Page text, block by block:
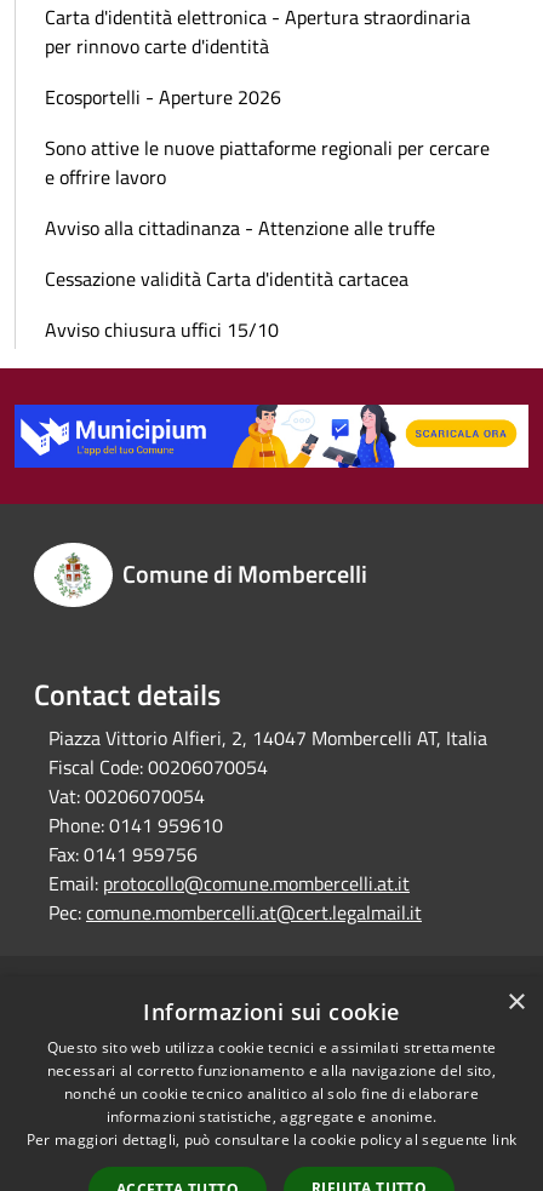
Carta d'identità elettronica - Apertura straordinaria
per rinnovo carte d'identità
Ecosportelli - Aperture 2026
Sono attive le nuove piattaforme regionali per cercare
e offrire lavoro
Avviso alla cittadinanza - Attenzione alle truffe
Cessazione validità Carta d'identità cartacea
Avviso chiusura uffici 15/10
Comune di Mombercelli
Contact details
Piazza Vittorio Alfieri, 2, 14047 Mombercelli AT, Italia
Fiscal Code:00206070054
Vat:00206070054
Phone:0141 959610
Fax:0141 959756
Email: protocollo@comune.mombercelli.at.it
Pec:comune.mombercelli.at@cert.legalmail.it
Privacy
Cookie
Dati fiscali e codici
fatturazione
Comune convenzionato
Astigov
Progetto|Convenzione
Adesioni
•Accesso redazione
×
Informazioni sui cookie
Questo sito web utilizza cookie tecnici e assimilati strettamente
necessari al corretto funzionamento e alla navigazione del sito,
nonché un cookie tecnico analitico al solo fine di elaborare
informazioni statistiche, aggregate e anonime.
Per maggiori dettagli, può consultare la cookie policy al seguente link